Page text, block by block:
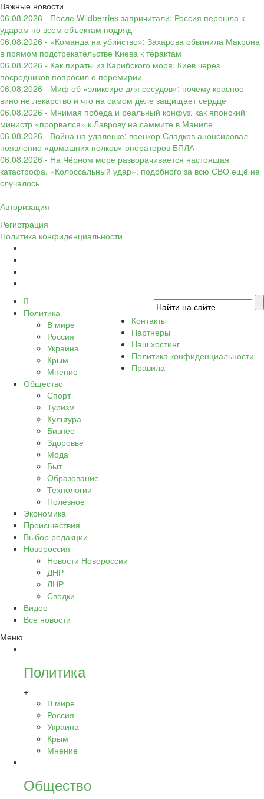
Важные новости
06.08.2026 - После Wildberries запричитали: Россия перешла к
ударам по всем объектам подряд
06.08.2026 - «Команда на убийство»: Захарова обвинила Макрона
в прямом подстрекательстве Киева к терактам
06.08.2026 - Как пираты из Карибского моря: Киев через
посредников попросил о перемирии
06.08.2026 - Миф об «эликсире для сосудов»: почему красное
вино не лекарство и что на самом деле защищает сердце
06.08.2026 - Мнимая победа и реальный конфуз: как японский
министр «прорвался» к Лаврову на саммите в Маниле
06.08.2026 - Война на удалёнке: военкор Сладков анонсировал
появление «домашних полков» операторов БПЛА
06.08.2026 - На Чёрном море разворачивается настоящая
катастрофа. «Колоссальный удар»: подобного за всю СВО ещё не
случалось
Авторизация
Регистрация
Политика конфиденциальности
Политика
В мире
Россия
Украина
Крым
Мнение
Общество
Спорт
Туризм
Культура
Бизнес
Здоровье
Мода
Быт
Образование
Технологии
Полезное
Экономика
Происшествия
Выбор редакции
Новороссия
Новости Новороссии
ДНР
ЛНР
Сводки
Видео
Все новости
Меню
Политика
+
В мире
Россия
Украина
Крым
Мнение
Общество
Контакты
Партнеры
Наш хостинг
Политика конфиденциальности
Правила